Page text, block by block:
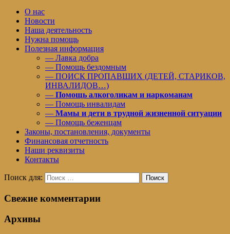
О нас
Новости
Наша деятельность
Нужна помощь
Полезная информация
— Лавка добра
— Помощь бездомным
— ПОИСК ПРОПАВШИХ (ДЕТЕЙ, СТАРИКОВ,
ИНВАЛИДОВ…)
— Помощь алкоголикам и наркоманам
— Помощь инвалидам
— Мамы и дети в трудной жизненной ситуации
— Помощь беженцам
Законы, постановления, документы
Финансовая отчетность
Наши реквизиты
Контакты
Поиск для: Поиск
Свежие комментарии
Архивы